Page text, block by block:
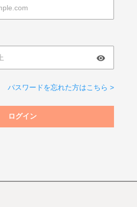
パスワードを忘れた方はこちら >
ログイン